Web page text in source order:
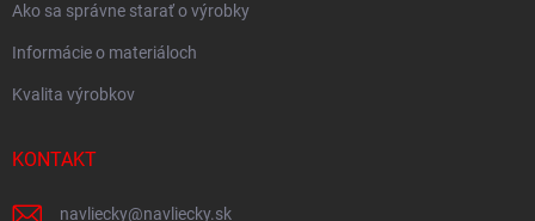
Ako sa správne starať o výrobky
Informácie o materiáloch
Kvalita výrobkov
KONTAKT
navliecky@navliecky.sk